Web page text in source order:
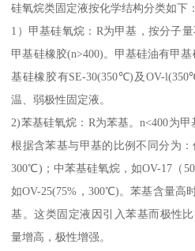
硅氧烷类固定液按化学结构分类如下：
1）甲基硅氧烷：R为甲基，按分子
甲基硅橡胶(n>400)。甲基硅油有甲
基硅橡胶有SE-30(350℃)及OV-
温、弱极性固定液。
2)苯基硅氧烷：R为苯基。n<400为甲
根据含苯基与甲基的比例不同分为：
300℃)；中苯基硅氧烷，如OV-17（
如OV-25(75%，300℃)。苯基含量高
基。这类固定液因引入苯基而极性
量增高，极性增强。